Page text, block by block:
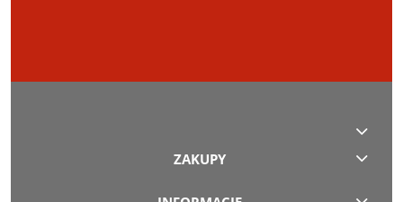
ZAKUPY